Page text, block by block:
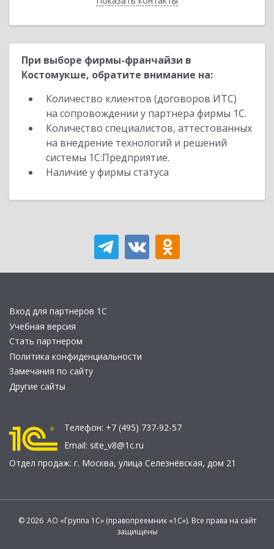
При выборе фирмы-франчайзи в
Костомукше, обратите внимание на:
Количество клиентов (договоров ИТС)
на сопровождении у партнера фирмы 1С.
Количество специалистов, аттестованных
на внедрение технологий и решений
системы 1С:Предприятие.
Наличие у фирмы статуса
Вход для партнеров 1С
Учебная версия
Стать партнером
Политика конфиденциальности
Замечания по сайту
Другие сайты
Телефон: +7 (495) 737-92-57
Email: site_v8@1c.ru
Отдел продаж: г. Москва, улица Селезнёвская, дом 21
© 2026 АО «Группа 1С» (правопреемник «1С»). Все права на сайт
защищены